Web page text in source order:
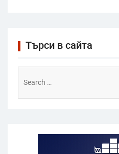
Търси в сайта
for: